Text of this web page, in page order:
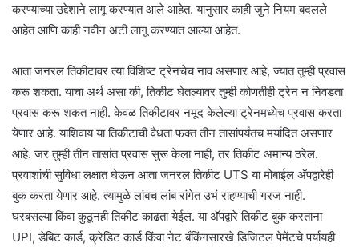
करण्याच्या उद्देशाने लागू करण्यात आले आहेत. यानुसार काही जुने नियम बदलले
आहेत आणि काही नवीन अटी लागू करण्यात आल्या आहेत.
आता जनरल तिकीटावर त्या विशिष्ट ट्रेनचेच नाव असणार आहे, ज्यात तुम्ही प्रवास
करू शकता. याचा अर्थ असा की, तिकीट घेतल्यावर तुम्ही कोणतीही ट्रेन न निवडता
प्रवास करू शकत नाही. केवळ तिकीटावर नमूद केलेल्या ट्रेनमध्येच प्रवास करता
येणार आहे. याशिवाय या तिकीटाची वैधता फक्त तीन तासांपर्यंतच मर्यादित असणार
आहे. जर तुम्ही तीन तासांत प्रवास सुरू केला नाही, तर तिकीट अमान्य ठरेल.
प्रवाशांची सुविधा लक्षात घेऊन आता जनरल तिकीट UTS या मोबाईल अ‍ॅपद्वारेही
बुक करता येणार आहे. त्यामुळे लांबच लांब रांगेत उभं राहण्याची गरज नाही.
घरबसल्या किंवा कुठूनही तिकीट काढता येईल. या अ‍ॅपद्वारे तिकीट बुक करताना
UPI, डेबिट कार्ड, क्रेडिट कार्ड किंवा नेट बँकिंगसारखे डिजिटल पेमेंटचे पर्यायही